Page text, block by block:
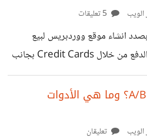
ثم جزء آخر وتحويله وهكذا
بصدد انشاء موقع ووردبريس لبيع
أعمالي واحتاج ان ادعم الدفع من خلال Credit Cards بجانب
أعرف ما هي أفضل إضافة للقيام بذلك،
أعرف ان هنالك إضافة رائعة وهي Stripe WooCommerce
الدول المدعومة بل ولا توجد أي
ماذا تعني A/B testing؟ وما هي الأدوات
تعليقان